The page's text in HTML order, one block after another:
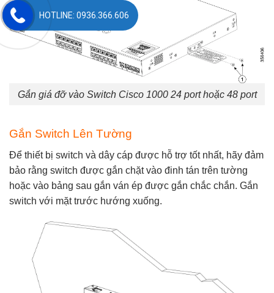
Gắn giá đỡ vào Switch Cisco 1000 24 port hoặc 48 port
Gắn Switch Lên Tường
Để thiết bị switch và dây cáp được hỗ trợ tốt nhất, hãy đảm
bảo rằng switch được gắn chặt vào đinh tán trên tường
hoặc vào bảng sau gắn ván ép được gắn chắc chắn. Gắn
switch với mặt trước hướng xuống.
HOTLINE: 0936.366.606